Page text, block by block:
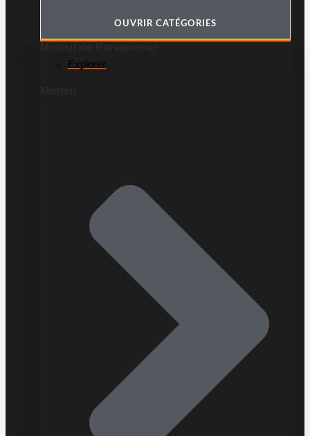
OUVRIR CATÉGORIES
Explorer